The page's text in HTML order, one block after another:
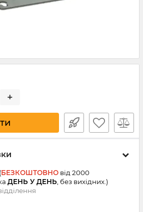
+
(БЕЗКОШТОВНО від 2000
ДЕНЬ У ДЕНЬ , без вихідних.)